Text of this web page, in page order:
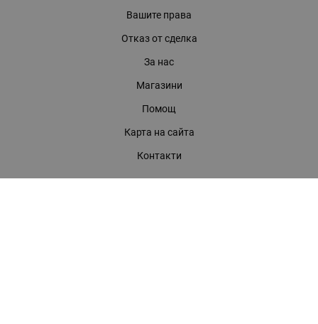
Вашите права
Отказ от сделка
За нас
Магазини
Помощ
Карта на сайта
Контакти